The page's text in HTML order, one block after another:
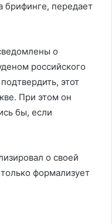
брифинге, передает
о
российского
этот
При этом он
бы, если
о своей
формализует